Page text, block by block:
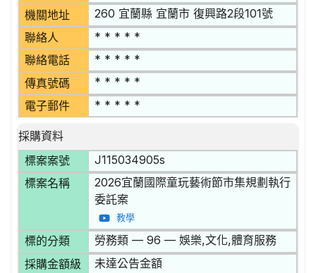
機關地址 260 宜蘭縣 宜蘭市 復興路2段101號
聯絡人 * * * * *
聯絡電話 * * * * *
傳真號碼 * * * * *
電子郵件 * * * * *
採購資料
標案案號
J115034905s
標案名稱
2026宜蘭國際童玩藝術節市集規劃執行
委託案
教學
標的分類 勞務類 — 96 — 娛樂,文化,體育服務
採購金額級
未達公告金額